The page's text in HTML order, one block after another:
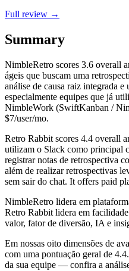
Full review →
Summary
NimbleRetro scores 3.6 overall
ágeis que buscam uma
análise de causa raiz integrada
especialmente equipes que já
NimbleWork (SwiftKanban /
$7/user/mo.
Retro Rabbit scores 4.4 overall
utilizam o Slack como principal
registrar notas de retrospectiva
além de realizar retrospectivas
sem sair do chat. It offers paid
NimbleRetro lidera em
Retro Rabbit lidera em
valor, fator de diversão, IA e
Em nossas oito dimensões de
com uma pontuação geral de
da sua equipe — confira a